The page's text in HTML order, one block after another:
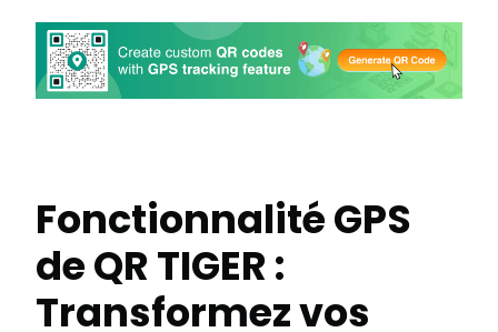
Fonctionnalité GPS
de QR TIGER :
Transformez vos